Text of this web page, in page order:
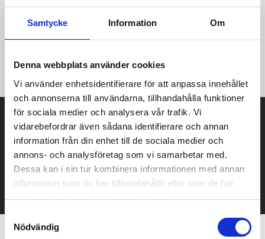
Samtycke Information Om
Denna webbplats använder cookies
Vi använder enhetsidentifierare för att anpassa innehållet
och annonserna till användarna, tillhandahålla funktioner
för sociala medier och analysera vår trafik. Vi
vidarebefordrar även sådana identifierare och annan
information från din enhet till de sociala medier och
annons- och analysföretag som vi samarbetar med.
Dessa kan i sin tur kombinera informationen med annan
information som du har tillhandahållit eller som de har
samlat in när du har använt deras tjänster.
Samtyckesval
Nödvändig
Kompakt termosmugg med dubbelvägg och skruvlock. Passar i
de flesta kaffebryggare. Volymkapacitet 250 ml. Skapa den
perfekta muggen genom att mixa och matcha färger. Tillverkad
i Storbritannien. Förpackad i en komposterbar påse för
mikrovågsugn.
Prisuppgift på mailen?
Kontakta oss här för att få förslag på produkt och pris över
mailen.
Det går också utmärkt att bara ställa frågor!
KONTAKTA OSS